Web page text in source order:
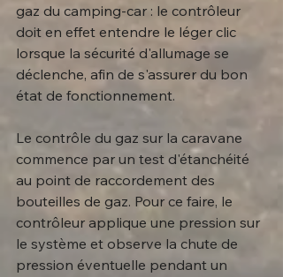
gaz du camping-car : le contrôleur
doit en effet entendre le léger clic
lorsque la sécurité d'allumage se
déclenche, afin de s'assurer du bon
état de fonctionnement.
Le contrôle du gaz sur la caravane
commence par un test d'étanchéité
au point de raccordement des
bouteilles de gaz. Pour ce faire, le
contrôleur applique une pression sur
le système et observe la chute de
pression éventuelle pendant un